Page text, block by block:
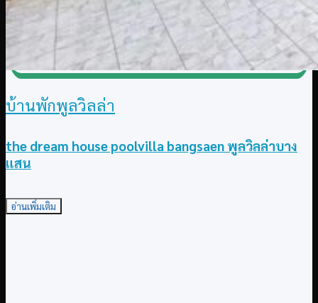
บ้านพักพูลวิลล่า
the dream house poolvilla bangsaen พูลวิลล่าบาง
แสน
อ่านเพิ่มเติม